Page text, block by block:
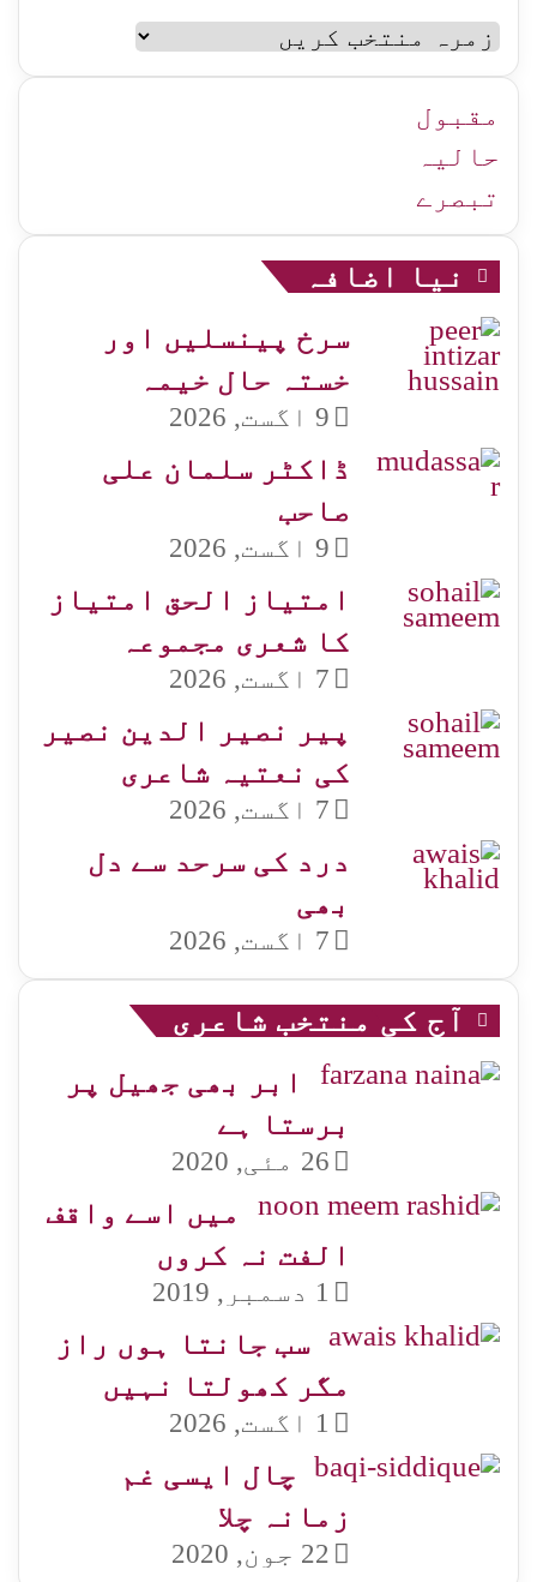
سلام
اردو
زمرہ
جات
مقبول
حالیہ
تبصرے
نیا اضافہ
سرخ پینسلیں اور
خستہ حال خیمہ
9 اگست, 2026
ڈاکٹر سلمان علی
صاحب
9 اگست, 2026
امتیاز الحق امتیاز
کا شعری مجموعہ
7 اگست, 2026
پیر نصیر الدین نصیر
کی نعتیہ شاعری
7 اگست, 2026
درد کی سرحد سے دل
بھی
7 اگست, 2026
آج کی منتخب شاعری
ابر بھی جھیل پر
برستا ہے
26 مئی, 2020
میں اسے واقف
الفت نہ کروں
1 دسمبر, 2019
سب جانتا ہوں راز
مگر کھولتا نہیں
1 اگست, 2026
چال ایسی غم
زمانہ چلا
22 جون, 2020